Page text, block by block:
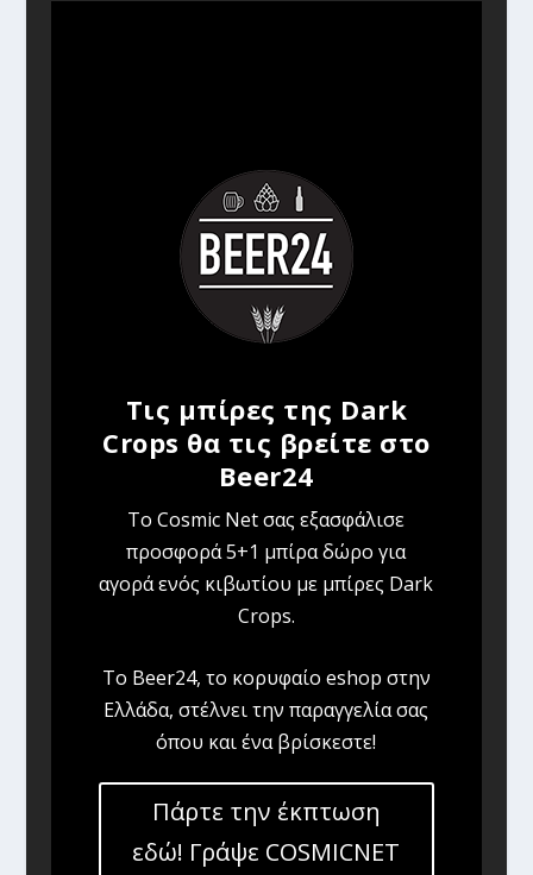
Τις μπίρες της Dark
Crops θα τις βρείτε στο
Beer24
To Cosmic Net σας εξασφάλισε
προσφορά 5+1 μπίρα δώρο για
αγορά ενός κιβωτίου με μπίρες Dark
Crops.
Το Beer24, το κορυφαίο eshop στην
Ελλάδα, στέλνει την παραγγελία σας
όπου και ένα βρίσκεστε!
Πάρτε την έκπτωση
εδώ! Γράψε COSMICNET